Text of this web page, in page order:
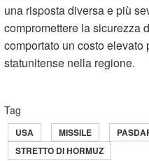
una risposta diversa e più
compromettere la sicurezza
comportato un costo
statunitense nella regione.
Tag
USA MISSILE
STRETTO DI HORMUZ